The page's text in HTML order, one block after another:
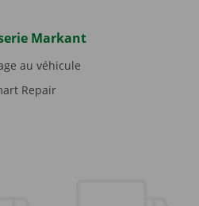
Markant
au véhicule
Repair